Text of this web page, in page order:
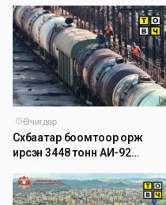
бороо орно
·
Өчигдөр
Сүхбаатар боомтоор орж
ирсэн 3448 тонн АИ-92
буулгах ажлыг зохион
байгуулж байна